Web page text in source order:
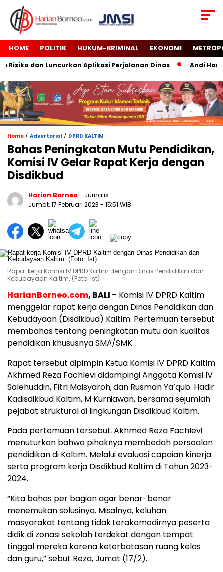
HOME POLITIK HUKUM-KRIMINAL EKONOMI
dan Luncurkan Aplikasi Perjalanan Dinas Andi Harun
Home / Advertorial / DPRD KALTIM
Bahas Peningkatan Mutu Pendidikan,
Komisi IV Gelar Rapat Kerja dengan
Disdikbud
Harian Borneo - Jurnalis
Jumat, 17 Februari 2023 - 15:51 WIB
Rapat kerja Komisi IV DPRD Kaltim dengan Dinas Pendidikan dan
Kebudayaan Kaltim. (Foto: Ist)
HarianBorneo.com, BALI – Komisi IV DPRD Kaltim
menggelar rapat kerja dengan Dinas Pendidikan dan
Kebudayaan (Disdikbud) Kaltim. Pertemuan tersebut
membahas tentang peningkatan mutu dan kualitas
pendidikan khususnya SMA/SMK.
Rapat tersebut dipimpin Ketua Komisi IV DPRD Kaltim
Akhmed Reza Fachlevi didampingi Anggota Komisi IV
Salehuddin, Fitri Maisyaroh, dan Rusman Ya’qub. Hadir
Kadisdikbud Kaltim, M Kurniawan, bersama sejumlah
pejabat struktural di lingkungan Disdikbud Kaltim.
Pada pertemuan tersebut, Akhmed Reza Fachlevi
menuturkan bahwa pihaknya membedah persoalan
pendidikan di Kaltim. Melalui evaluasi capaian kinerja
serta program kerja Disdikbud Kaltim di Tahun 2023-
2024.
“Kita bahas per bagian agar benar-benar
menemukan solusinya. Misalnya, keluhan
masyarakat tentang tidak terakomodirnya peserta
didik di zonasi sekolah terdekat dengan tempat
tinggal mereka karena keterbatasan ruang kelas
dan guru,” sebut Reza, Jumat (17/2).